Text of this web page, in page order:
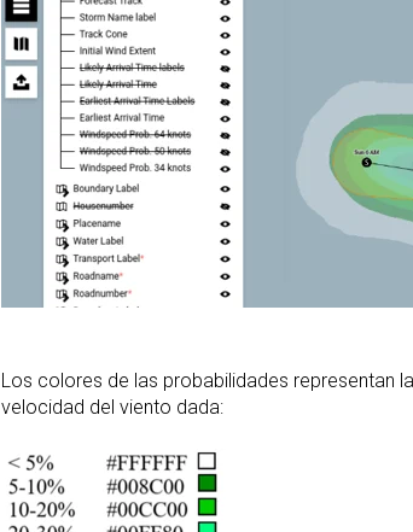
Los colores de las probabilidades representan
velocidad del viento dada: